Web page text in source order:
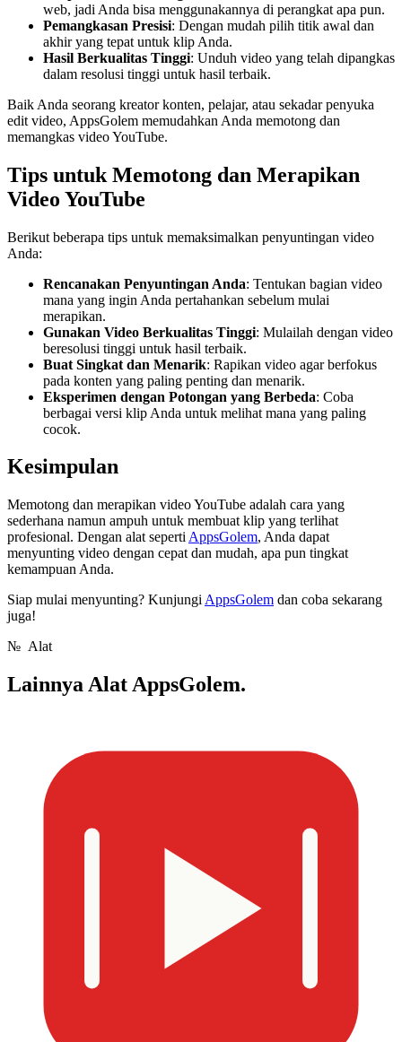
web, jadi Anda bisa menggunakannya di perangkat apa pun.
Pemangkasan Presisi: Dengan mudah pilih titik awal dan
akhir yang tepat untuk klip Anda.
Hasil Berkualitas Tinggi: Unduh video yang telah dipangkas
dalam resolusi tinggi untuk hasil terbaik.
Baik Anda seorang kreator konten, pelajar, atau sekadar penyuka
edit video, AppsGolem memudahkan Anda memotong dan
memangkas video YouTube.
Tips untuk Memotong dan Merapikan
Video YouTube
Berikut beberapa tips untuk memaksimalkan penyuntingan video
Anda:
Rencanakan Penyuntingan Anda: Tentukan bagian video
mana yang ingin Anda pertahankan sebelum mulai
merapikan.
Gunakan Video Berkualitas Tinggi: Mulailah dengan video
beresolusi tinggi untuk hasil terbaik.
Buat Singkat dan Menarik: Rapikan video agar berfokus
pada konten yang paling penting dan menarik.
Eksperimen dengan Potongan yang Berbeda: Coba
berbagai versi klip Anda untuk melihat mana yang paling
cocok.
Kesimpulan
Memotong dan merapikan video YouTube adalah cara yang
sederhana namun ampuh untuk membuat klip yang terlihat
profesional. Dengan alat seperti AppsGolem, Anda dapat
menyunting video dengan cepat dan mudah, apa pun tingkat
kemampuan Anda.
Siap mulai menyunting? Kunjungi AppsGolem dan coba sekarang
juga!
№ Alat
LainnyaAlat AppsGolem.